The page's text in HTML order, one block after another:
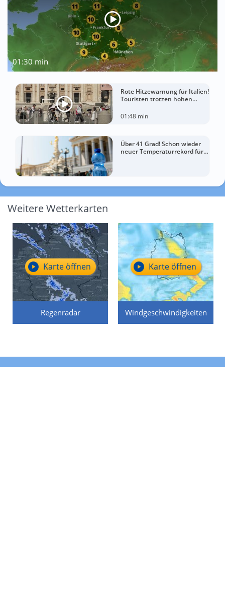
01:30 min
Rote Hitzewarnung für Italien!
Touristen trotzen hohen
01:48 min
Über 41 Grad! Schon wieder
neuer Temperaturrekord für
Weitere Wetterkarten
Regenradar
Karte öffnen
Windgeschwindigkeiten
Karte öffnen